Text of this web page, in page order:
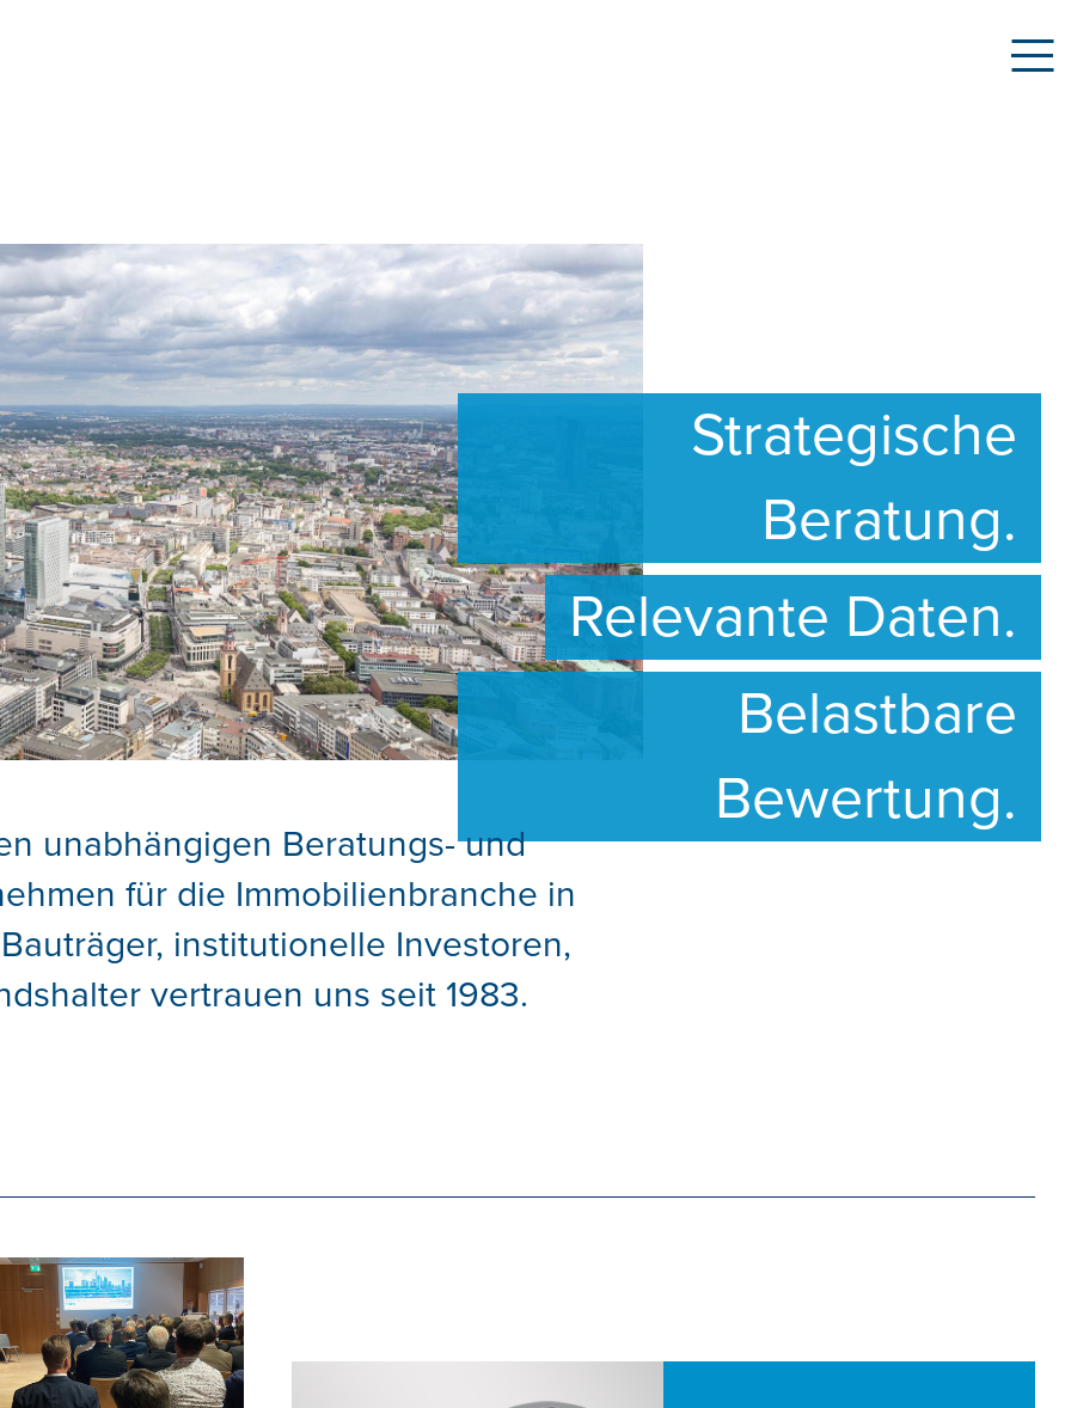
Strategische
Beratung.
Relevante Daten.
Belastbare
Bewertung.
unabhängigen Beratungs- und
für die Immobilienbranche in
institutionelle Investoren,
vertrauen uns seit 1983.